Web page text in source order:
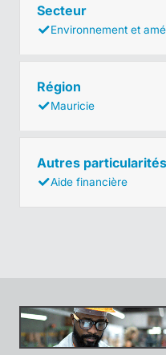
Secteur
Environnement et
Région
Mauricie
Autres particularités
Aide financière